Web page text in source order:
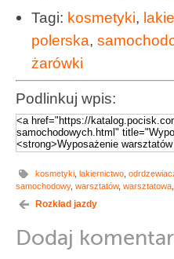
Tagi: kosmetyki,
polerska,
żarówki
Podlinkuj wpis:
kosmetyki lakiernictwo
samochodowy, warsztatów, warsztatowa
Rozkład jazdy
Dodaj